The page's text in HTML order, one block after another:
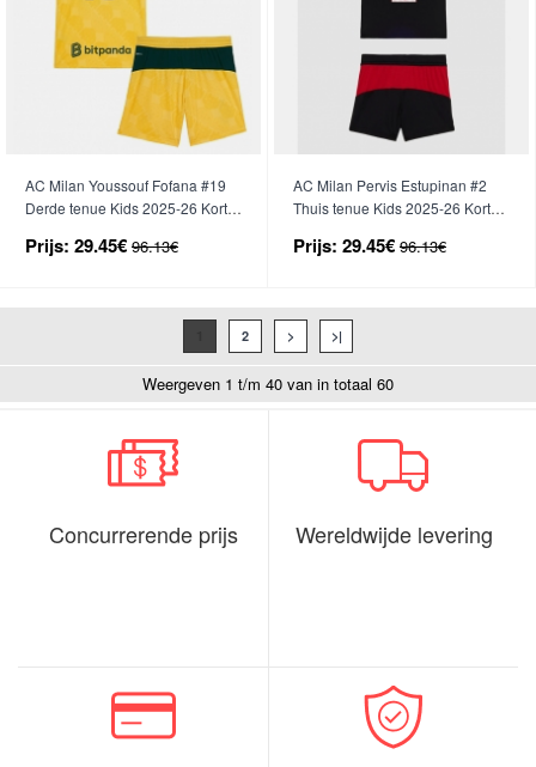
AC Milan Youssouf Fofana #19
Derde tenue Kids 2025-26 Korte
Prijs: 29.45€ 96.13€
AC Milan Pervis Estupinan #2
Thuis tenue Kids 2025-26 Korte
Prijs: 29.45€ 96.13€
2 > >|
Weergeven 1 t/m 40 van in totaal 60
Concurrerende prijs Wereldwijde levering